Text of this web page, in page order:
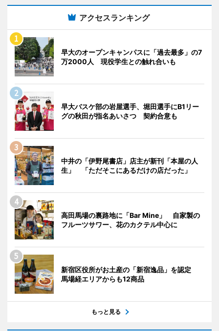
アクセスランキング
早大のオープンキャンパスに「過去最多」の7
万2000人 現役学生との触れ合いも
早大バスケ部の岩屋選手、堀田選手にB1リー
グの秋田が指名あいさつ 契約合意も
中井の「伊野尾書店」店主が新刊「本屋の人
生」 「ただそこにあるだけの店だった」
高田馬場の裏路地に「Bar Mine」 自家製の
フルーツサワー、花のカクテル中心に
新宿区役所がお土産の「新宿逸品」を認定
馬場経エリアからも12商品
もっと見る